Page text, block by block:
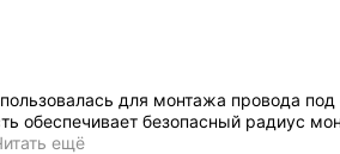
для монтажа провода
обеспечивает безопасный радиус
ещё